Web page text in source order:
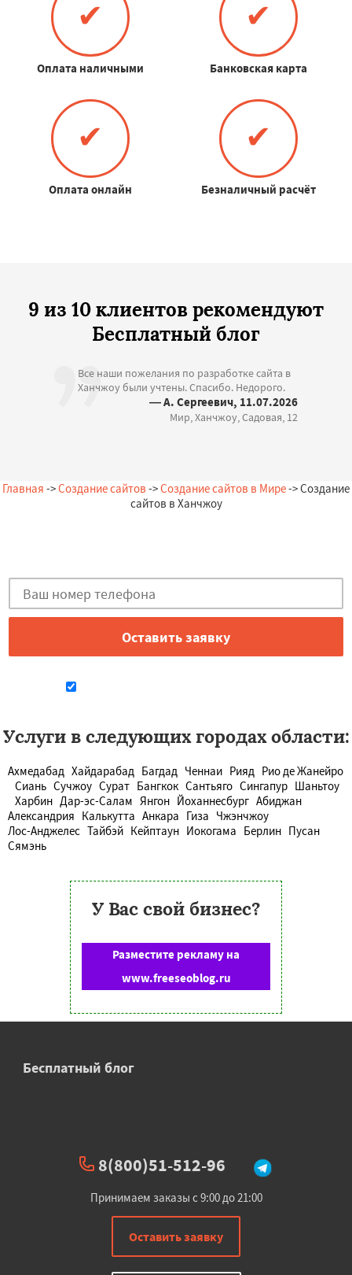
✔
Оплата наличными
✔
Банковская карта
✔
Оплата онлайн
✔
Безналичный расчёт
9 из 10 клиентов рекомендуют
Бесплатный блог
Все наши пожелания по разработке сайта в
Ханчжоу были учтены. Спасибо. Недорого.
— А. Сергеевич, 11.07.2026
Мир, Ханчжоу, Садовая, 12
Главная ->Создание сайтов ->Создание сайтов в Мире-> Создание
сайтов в Ханчжоу
Услуги в следующих городах области:
Ахмедабад Хайдарабад Багдад Ченнаи Рияд Рио де Жанейро
Сиань Сучжоу Сурат Бангкок Сантьяго Сингапур Шаньтоу
Харбин Дар-эс-Салам Янгон Йоханнесбург Абиджан
Александрия Калькутта Анкара Гиза Чжэнчжоу
Лос-Анджелес Тайбэй Кейптаун Иокогама Берлин Пусан
Сямэнь
У Вас свой бизнес?
Разместите рекламу на
www.freeseoblog.ru
Бесплатный блог
8(800)51-512-96
Принимаем заказы с 9:00 до 21:00
Оставить заявку